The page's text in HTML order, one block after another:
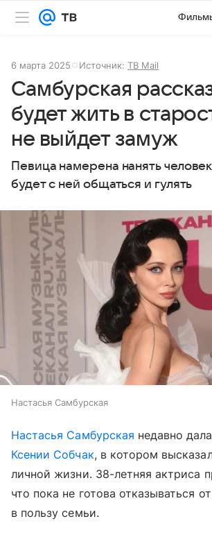
6 марта 2025 Источник: ТВ Mail
Самбурская
будет жить в
не выйдет замуж
Певица намерена нанять
будет с ней общаться и гулять
Настасья Самбурская
Настасья Самбурская недавно
Ксении Собчак, в котором
личной жизни. 38-летняя актриса
что пока не готова отказываться
в пользу семьи.